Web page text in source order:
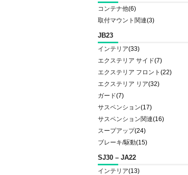
コンテナ他(6)
取付マウント関連(3)
JB23
インテリア(33)
エクステリア サイド(7)
エクステリア フロント (22)
エクステリア リア(32)
ガード(7)
サスペンション(17)
サスペンション関連(16)
スープアップ(24)
ブレーキ/駆動(15)
SJ30 – JA22
インテリア(13)